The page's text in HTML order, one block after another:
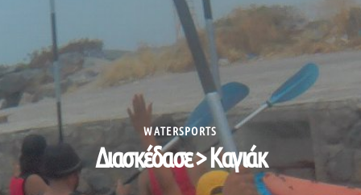
WATERSPORTS
Διασκέδασε > Καγιάκ